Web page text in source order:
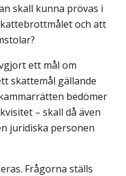
skall kunna prövas i
och att
ett mål om
skattemål gällande
bedömer
– skall då även
juridiska personen
Frågorna ställs